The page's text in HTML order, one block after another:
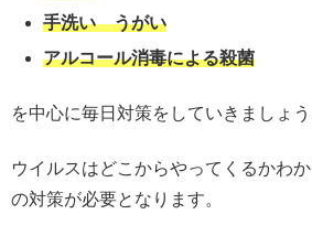
手洗い うがい
アルコール消毒による殺菌
を中心に毎日対策をしていきましょう
ウイルスはどこからやってくるかわ
の対策が必要となります。